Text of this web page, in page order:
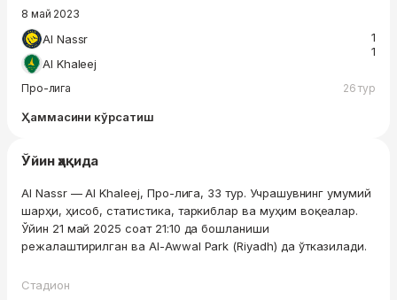
8 май 2023
Al Nassr
Al Khaleej
1
1
Про-лига 26 тур
Ҳаммасини кўрсатиш
Ўйин ҳақида
Al Nassr — Al Khaleej, Про-лига, 33 тур. Учрашувнинг умумий
шарҳи, ҳисоб, статистика, таркиблар ва муҳим воқеалар.
Ўйин 21 май 2025 соат 21:10 да бошланиши
режалаштирилган ва Al-Awwal Park (Riyadh) да ўтказилади.
Стадион